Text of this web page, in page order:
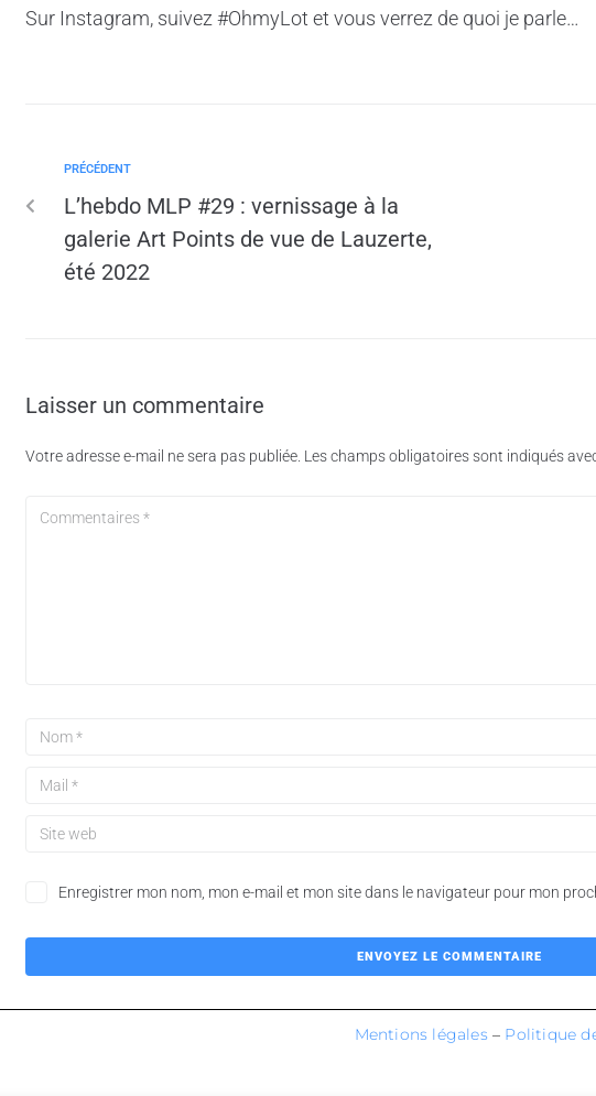
Sur Instagram, suivez #OhmyLot et vous verrez de quoi je parle…
PRÉCÉDENT
L’hebdo MLP #29 : vernissage à la
galerie Art Points de vue de Lauzerte,
été 2022
Laisser un commentaire
Votre adresse e-mail ne sera pas publiée. Les champs obligatoires sont indiqués
Enregistrer mon nom, mon e-mail et mon site dans le navigateur pour mon
Mentions légales– Politique